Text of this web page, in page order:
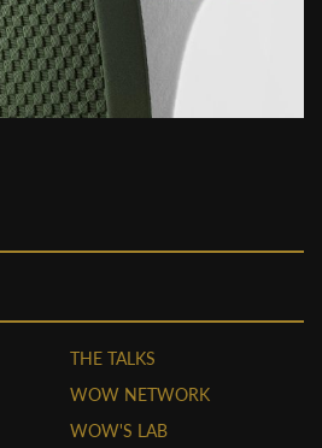
THE TALKS
WOW NETWORK
WOW'S LAB